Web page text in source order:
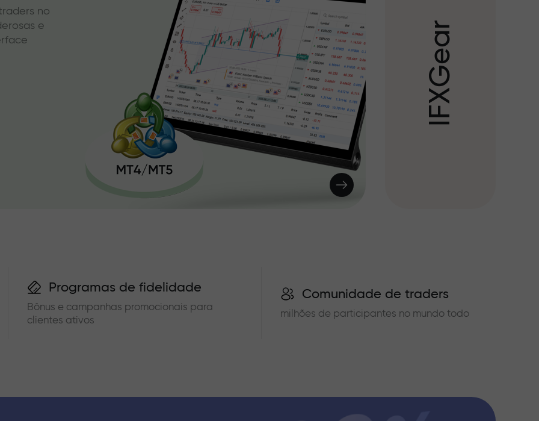
no
e
I
F
X
G
e
a
r
Programas de fidelidade
Bônus e campanhas promocionais para
clientes ativos
Comunidade de traders
milhões de participantes no mundo todo